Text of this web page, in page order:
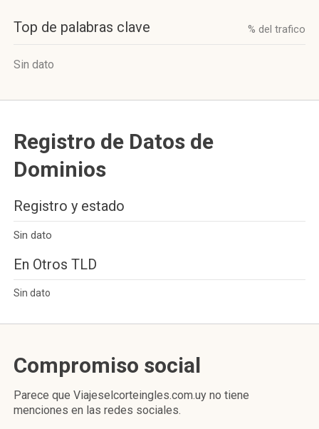
Top de palabras clave % del trafico
Sin dato
Registro de Datos de
Dominios
Registro y estado
Sin dato
En Otros TLD
Sin dato
Compromiso social
Parece que Viajeselcorteingles.com.uy no tiene
menciones en las redes sociales.